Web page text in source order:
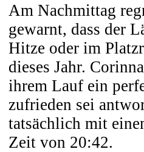
Am Nachmittag
gewarnt, dass der
Hitze oder im
dieses Jahr.
ihrem Lauf ein
zufrieden sei
tatsächlich mit
Zeit von 20:42.